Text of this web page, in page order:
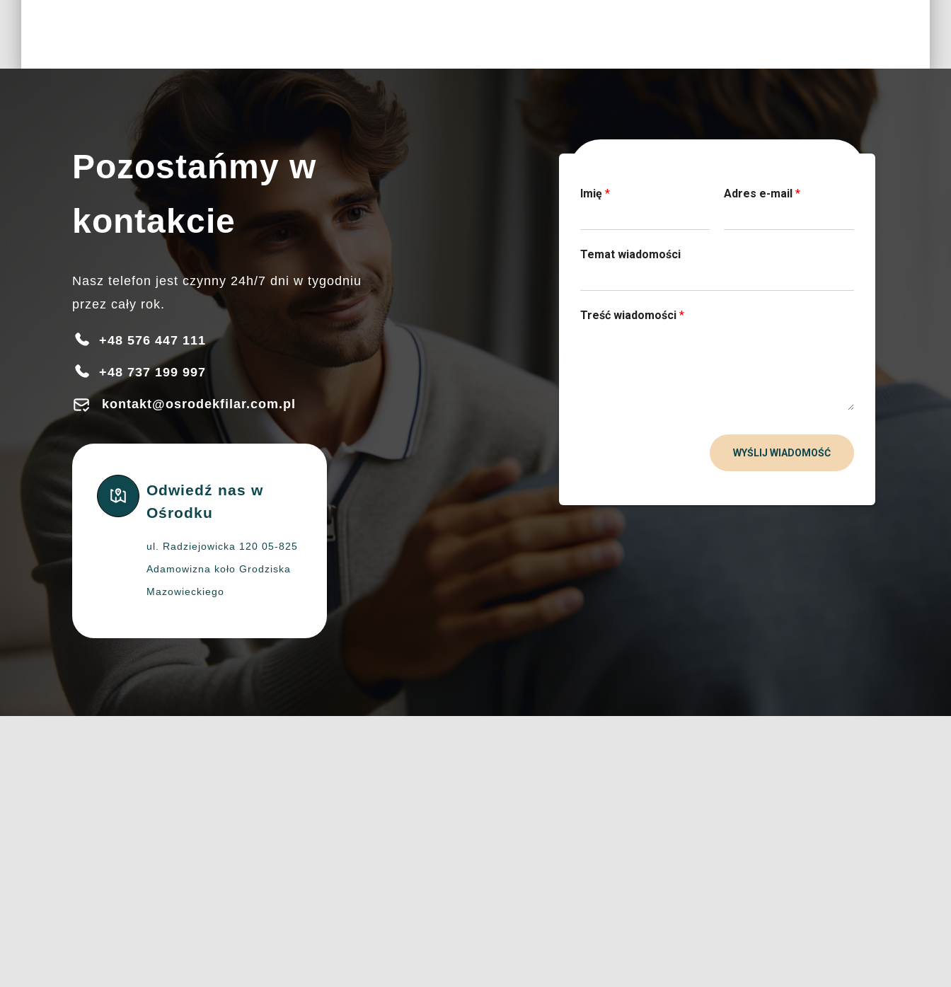
Pozostańmy w
kontakcie
Nasz telefon jest czynny 24h/7 dni w tygodniu
przez cały rok.
+48 576 447 111
+48 737 199 997
kontakt@osrodekfilar.com.pl
Odwiedź nas w
Ośrodku
ul. Radziejowicka 120 05-825
Adamowizna koło Grodziska
Mazowieckiego
Imię * Adres e-mail*
Temat wiadomości
Treść wiadomości *
WYŚLIJ WIADOMOŚĆ